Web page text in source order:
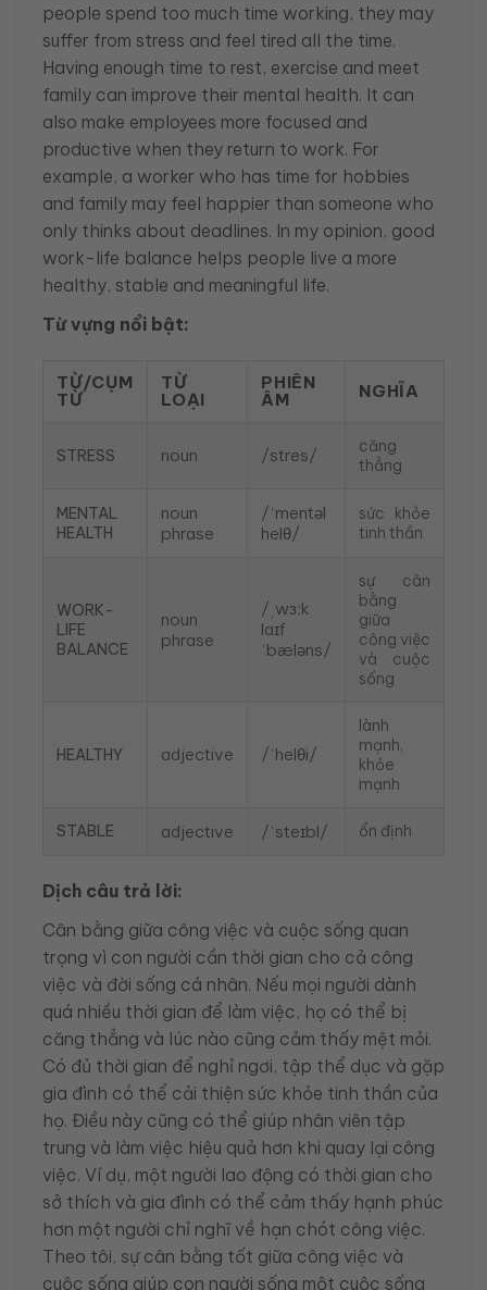
people spend too much time working, they may
suffer from stress and feel tired all the time.
Having enough time to rest, exercise and meet
family can improve their mental health. It can
also make employees more focused and
productive when they return to work. For
example, a worker who has time for hobbies
and family may feel happier than someone who
only thinks about deadlines. In my opinion, good
work-life balance helps people live a more
healthy, stable and meaningful life.
Từ vựng nổi bật:
TỪ/CỤM
TỪ
TỪ
LOẠI
PHIÊN
ÂM
NGHĨA
STRESS noun /stres/
căng
thẳng
MENTAL
HEALTH
noun
phrase
/ˈmentəl
helθ/
sức khỏe
tinh thần
WORK-
LIFE
BALANCE
noun
phrase
/ˌwɜːk
laɪf
ˈbæləns/
sự cân
bằng
giữa
công việc
và cuộc
sống
HEALTHY adjective /ˈhelθi/
lành
mạnh,
khỏe
mạnh
STABLE adjective /ˈsteɪbl/ ổn định
Dịch câu trả lời:
Cân bằng giữa công việc và cuộc sống quan
trọng vì con người cần thời gian cho cả công
việc và đời sống cá nhân. Nếu mọi người dành
quá nhiều thời gian để làm việc, họ có thể bị
căng thẳng và lúc nào cũng cảm thấy mệt mỏi.
Có đủ thời gian để nghỉ ngơi, tập thể dục và gặp
gia đình có thể cải thiện sức khỏe tinh thần của
họ. Điều này cũng có thể giúp nhân viên tập
trung và làm việc hiệu quả hơn khi quay lại công
việc. Ví dụ, một người lao động có thời gian cho
sở thích và gia đình có thể cảm thấy hạnh phúc
hơn một người chỉ nghĩ về hạn chót công việc.
Theo tôi, sự cân bằng tốt giữa công việc và
cuộc sống giúp con người sống một cuộc sống